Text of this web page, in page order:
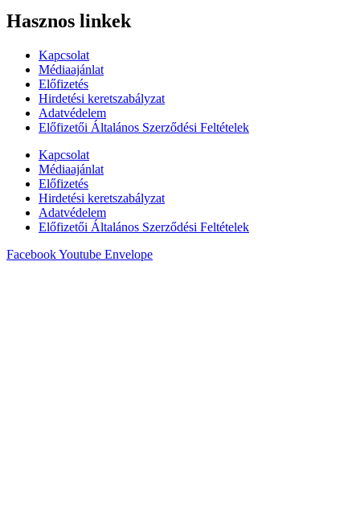
Hasznos linkek
Kapcsolat
Médiaajánlat
Előfizetés
Hirdetési keretszabályzat
Adatvédelem
Előfizetői Általános Szerződési Feltételek
Kapcsolat
Médiaajánlat
Előfizetés
Hirdetési keretszabályzat
Adatvédelem
Előfizetői Általános Szerződési Feltételek
FacebookYoutube Envelope